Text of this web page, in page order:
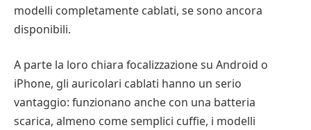
modelli completamente cablati, se sono ancora
disponibili.
A parte la loro chiara focalizzazione su Android o
iPhone, gli auricolari cablati hanno un serio
vantaggio: funzionano anche con una batteria
scarica, almeno come semplici cuffie, i modelli